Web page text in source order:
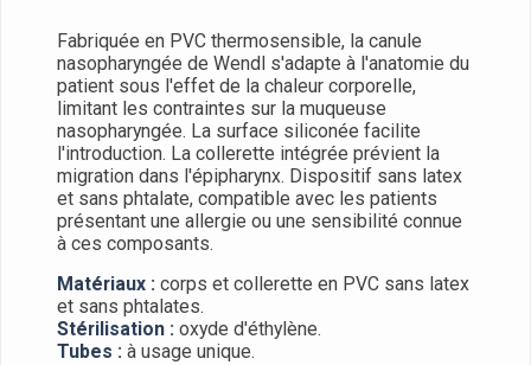
Fabriquée en PVC thermosensible, la canule
nasopharyngée de Wendl s'adapte à l'anatomie du
patient sous l'effet de la chaleur corporelle,
limitant les contraintes sur la muqueuse
nasopharyngée. La surface siliconée facilite
l'introduction. La collerette intégrée prévient la
migration dans l'épipharynx. Dispositif sans latex
et sans phtalate, compatible avec les patients
présentant une allergie ou une sensibilité connue
à ces composants.
Matériaux : corps et collerette en PVC sans latex
et sans phtalates.
Stérilisation : oxyde d'éthylène.
Tubes : à usage unique.